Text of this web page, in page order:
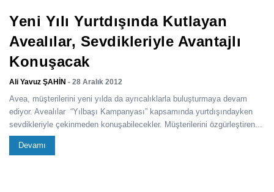
Yeni Yılı Yurtdışında Kutlayan
Avealılar, Sevdikleriyle Avantajlı
Konuşacak
Ali Yavuz ŞAHİN - 28 Aralık 2012
Avea, müşterilerini yeni yılda da ayrıcalıklarla buluşturmaya devam
ediyor. Avealılar “Yılbaşı Kampanyası” kapsamında yurtdışındayken
sevdikleriyle çekinmeden konuşabilecekler. Müşterilerini özgürleştiren...
Devamı